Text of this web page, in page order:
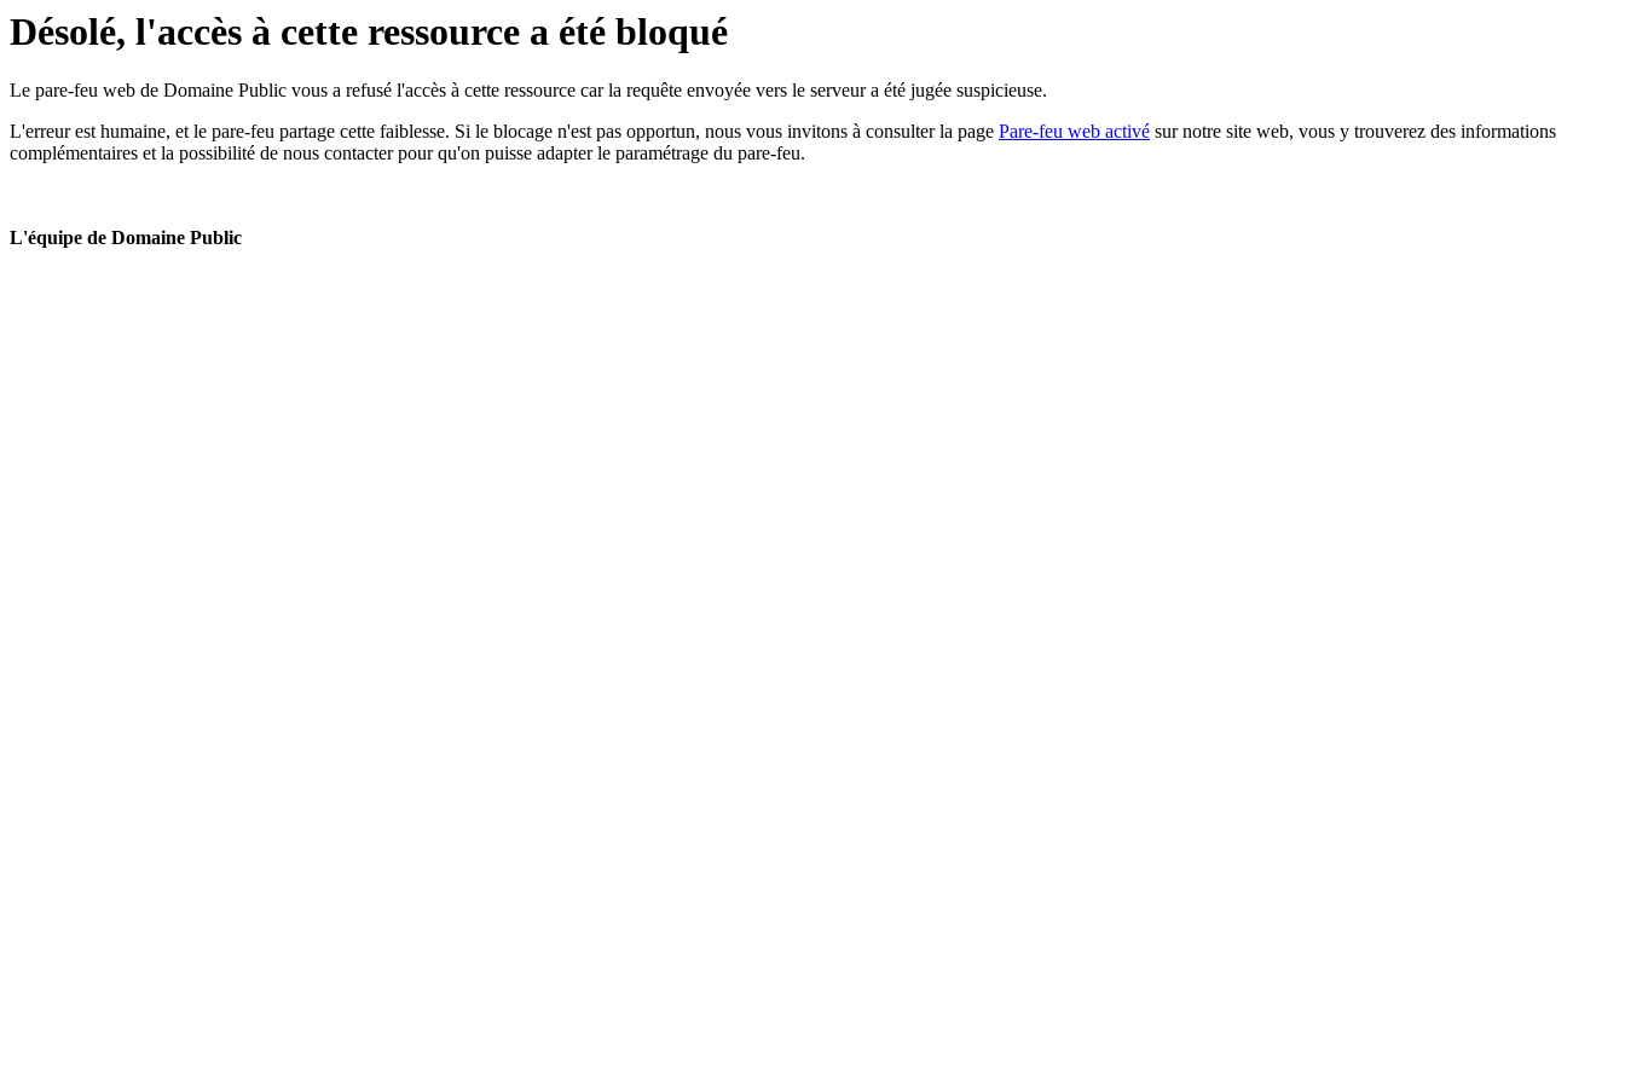
Désolé, l'accès à cette ressource a été bloqué
Le pare-feu web de Domaine Public vous a refusé l'accès à cette ressource car la requête envoyée vers le serveur a été jugée suspicieuse.
L'erreur est humaine, et le pare-feu partage cette faiblesse. Si le blocage n'est pas opportun, nous vous invitons à consulter la page Pare-feu web activé sur notre site web, vous y trouverez des informations
complémentaires et la possibilité de nous contacter pour qu'on puisse adapter le paramétrage du pare-feu.
L'équipe de Domaine Public